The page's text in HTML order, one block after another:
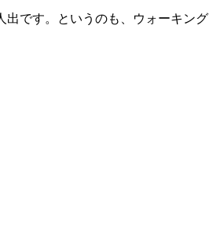
出です。というのも、ウォーキング